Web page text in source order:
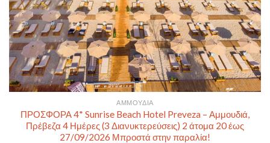
ΑΜΜΟΥΔΙΆ
ΠΡΟΣΦΟΡΑ 4* Sunrise Beach Hotel Preveza – Αμμουδιά,
Πρέβεζα 4 Ημέρες (3 Διανυκτερεύσεις) 2 άτομα 20 έως
27/09/2026 Μπροστά στην παραλία!